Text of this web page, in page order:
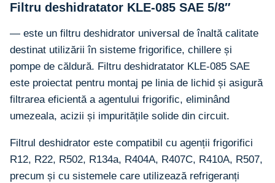
Filtru deshidratator KLE-085 SAE 5/8″
— este un filtru deshidrator universal de înaltă calitate
destinat utilizării în sisteme frigorifice, chillere și
pompe de căldură. Filtru deshidratator KLE-085 SAE
este proiectat pentru montaj pe linia de lichid și asigură
filtrarea eficientă a agentului frigorific, eliminând
umezeala, acizii și impuritățile solide din circuit.
Filtrul deshidrator este compatibil cu agenții frigorifici
R12, R22, R502, R134a, R404A, R407C, R410A, R507,
precum și cu sistemele care utilizează refrigeranți